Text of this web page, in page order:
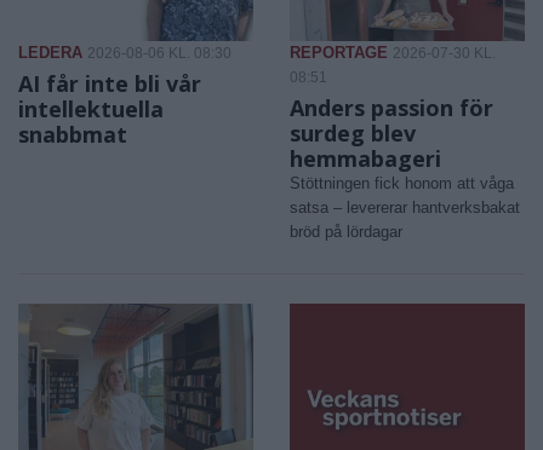
LEDERA 2026-08-06 KL. 08:30
AI får inte bli vår
intellektuella
snabbmat
REPORTAGE 2026-07-30 KL.
08:51
Anders passion för
surdeg blev
hemmabageri
Stöttningen fick honom att våga
satsa – levererar hantverksbakat
bröd på lördagar